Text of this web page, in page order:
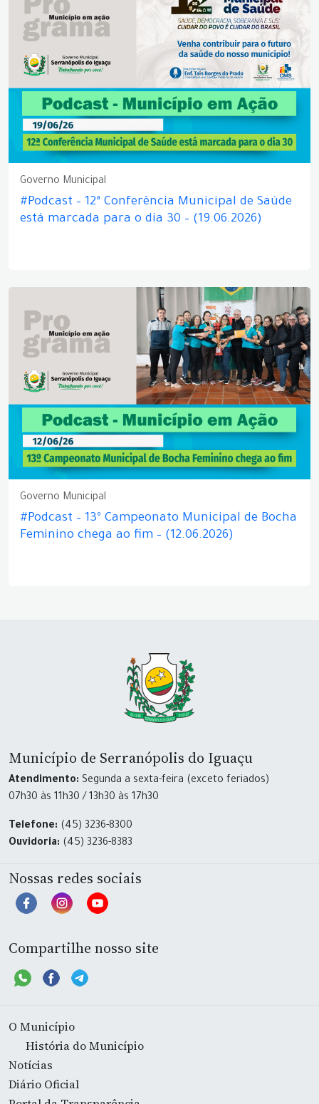
Governo Municipal
#Podcast – 12ª Conferência Municipal de Saúde
está marcada para o dia 30 – (19.06.2026)
Governo Municipal
#Podcast – 13º Campeonato Municipal de Bocha
Feminino chega ao fim – (12.06.2026)
Município de Serranópolis do Iguaçu
Atendimento: Segunda a sexta-feira (exceto feriados)
07h30 às 11h30 / 13h30 às 17h30
Telefone: (45) 3236-8300
Ouvidoria: (45) 3236-8383
Nossas redes sociais
Compartilhe nosso site
O Município
História do Município
Notícias
Diário Oficial